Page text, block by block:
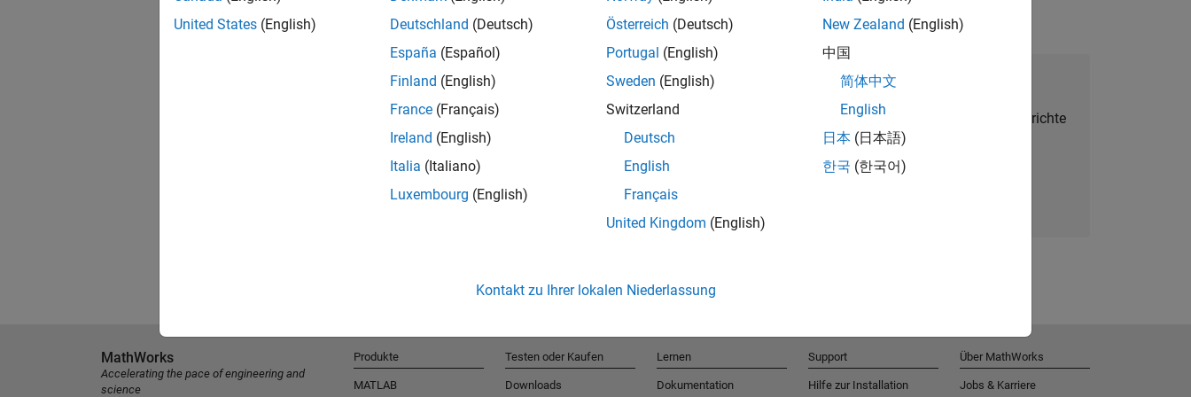
Talent Network beitreten
Erhalten Sie personalisierte Stellenangebote, Berichte
und Unternehmensneuigkeiten.
United States (English)
Deutschland (Deutsch)
España (Español)
Finland (English)
France (Français)
Ireland (English)
Italia (Italiano)
Luxembourg (English)
Österreich (Deutsch)
Portugal (English)
Sweden (English)
Switzerland
Deutsch
English
Français
United Kingdom (English)
New Zealand (English)
中国
简体中文
English
日本 (日本語)
한국 (한국어)
Kontakt zu Ihrer lokalen Niederlassung
MathWorks
Accelerating the pace of engineering and
science
Produkte
MATLAB
Testen oder Kaufen
Downloads
Lernen
Dokumentation
Support
Hilfe zur Installation
Über MathWorks
Jobs & Karriere